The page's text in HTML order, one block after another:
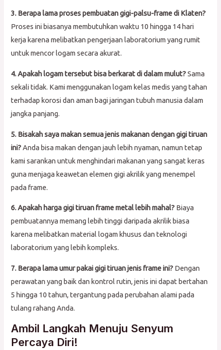
3. Berapa lama proses pembuatan gigi-palsu-frame di Klaten?
Proses ini biasanya membutuhkan waktu 10 hingga 14 hari
kerja karena melibatkan pengerjaan laboratorium yang rumit
untuk mencor logam secara akurat.
4. Apakah logam tersebut bisa berkarat di dalam mulut?Sama
sekali tidak. Kami menggunakan logam kelas medis yang tahan
terhadap korosi dan aman bagi jaringan tubuh manusia dalam
jangka panjang.
5. Bisakah saya makan semua jenis makanan dengan gigi tiruan
ini?Anda bisa makan dengan jauh lebih nyaman, namun tetap
kami sarankan untuk menghindari makanan yang sangat keras
guna menjaga keawetan elemen gigi akrilik yang menempel
pada frame.
6. Apakah harga gigi tiruan frame metal lebih mahal? Biaya
pembuatannya memang lebih tinggi daripada akrilik biasa
karena melibatkan material logam khusus dan teknologi
laboratorium yang lebih kompleks.
7. Berapa lama umur pakai gigi tiruan jenis frame ini? Dengan
perawatan yang baik dan kontrol rutin, jenis ini dapat bertahan
5 hingga 10 tahun, tergantung pada perubahan alami pada
tulang rahang Anda.
Ambil Langkah Menuju Senyum
Percaya Diri!